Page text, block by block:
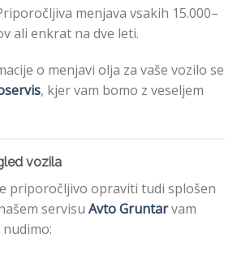
menjava vsakih 15.000–
ali enkrat na dve leti.
o menjavi olja za vaše vozilo se
, kjer vam bomo z veseljem
vozila
priporočljivo opraviti tudi splošen
servisu Avto Gruntarvam